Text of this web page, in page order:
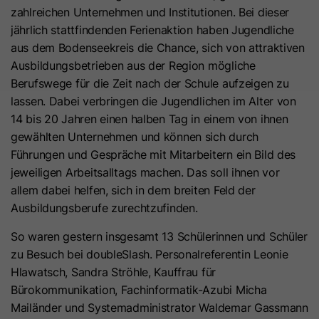
zahlreichen Unternehmen und Institutionen. Bei dieser
jährlich stattfindenden Ferienaktion haben Jugendliche
aus dem Bodenseekreis die Chance, sich von attraktiven
Ausbildungsbetrieben aus der Region mögliche
Berufswege für die Zeit nach der Schule aufzeigen zu
lassen. Dabei verbringen die Jugendlichen im Alter von
14 bis 20 Jahren einen halben Tag in einem von ihnen
gewählten Unternehmen und können sich durch
Führungen und Gespräche mit Mitarbeitern ein Bild des
jeweiligen Arbeitsalltags machen. Das soll ihnen vor
allem dabei helfen, sich in dem breiten Feld der
Ausbildungsberufe zurechtzufinden.
So waren gestern insgesamt 13 Schülerinnen und Schüler
zu Besuch bei doubleSlash. Personalreferentin Leonie
Hlawatsch, Sandra Ströhle, Kauffrau für
Bürokommunikation, Fachinformatik-Azubi Micha
Mailänder und Systemadministrator Waldemar Gassmann
Anbieter HubSpot
Laufzeit 6 Monate
Zweck
Dieses Cookie wird von der Opt-in-
Datenschutzrichtlinie verwendet, um
den Besucher zu bitten, Cookies
erneut zu akzeptieren.
Name _GRECAPTCHA
Anbieter Google
Laufzeit 6 Monate
Zweck
Dieses Cookie wird vom Google
reCAPTCHA Dienst gesetzt, um Bots
zu identifizieren und die Website vor
Zweck
legitimen Benutzern zu minimieren. Es
kann auf den Geräten von Besuchern
platziert werden, um einzelne Kunden
hinter einer gemeinsamen IP-Adresse
zu identifizieren und
Sicherheitseinstellungen pro
einzelnem Kunde anzuwenden. Es ist
notwendig, um die
Sicherheitsfunktionen von Cloudflare
zu unterstützen. Erfahren Sie mehr
über dieses Cookie von Cloudflare
(https://support.cloudflare.com/hc/en-
the-Cloudflare-Cookies).
Name __cFroid
Die Verarbeitung erfolgt nur nach Einwilligung gemäß Art. 6
Abs. 1 lit. a DSGVO. Es kann zu einer Datenübermittlung in die
USA kommen. Google ist nach dem EU-U.S. Data Privacy
Framework zertifiziert.
Abhängig von: Google Tag Manager
Name __hs_opt_out
Anbieter HubSpot
Laufzeit 13 Monate
Zweck
Dieses Cookie wird von der Opt-in-
den Besucher zu bitten, Cookies
erneut zu akzeptieren. Dieses
Cookie wird gesetzt, wenn Sie
Besuchern die Wahl geben, Cookies
zu deaktivieren. Es enthält die
Cookie-Informationen
Google Tag Manager
Der Google Tag Manager dient ausschließlich der Verwaltung
und Ausspielung von Tags (z. B. Google Analytics). Der Dienst
setzt selbst keine Cookies und speichert keine
personenbezogenen Daten.
Name (kein Cookie)
Anbieter Google Tag Manager
Laufzeit -
Cookie-Informationen
Externe Inhalte akzeptieren
Wir verwenden auf unserer Website externe Inhalte (z.B.
YouTube Videos), damit wir Ihnen zusätzliche Informationen